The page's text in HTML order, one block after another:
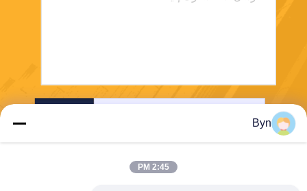
Byn
2:45 PM